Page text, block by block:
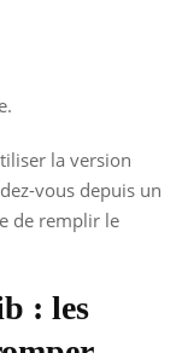
la version
vous depuis un
de remplir le
: les